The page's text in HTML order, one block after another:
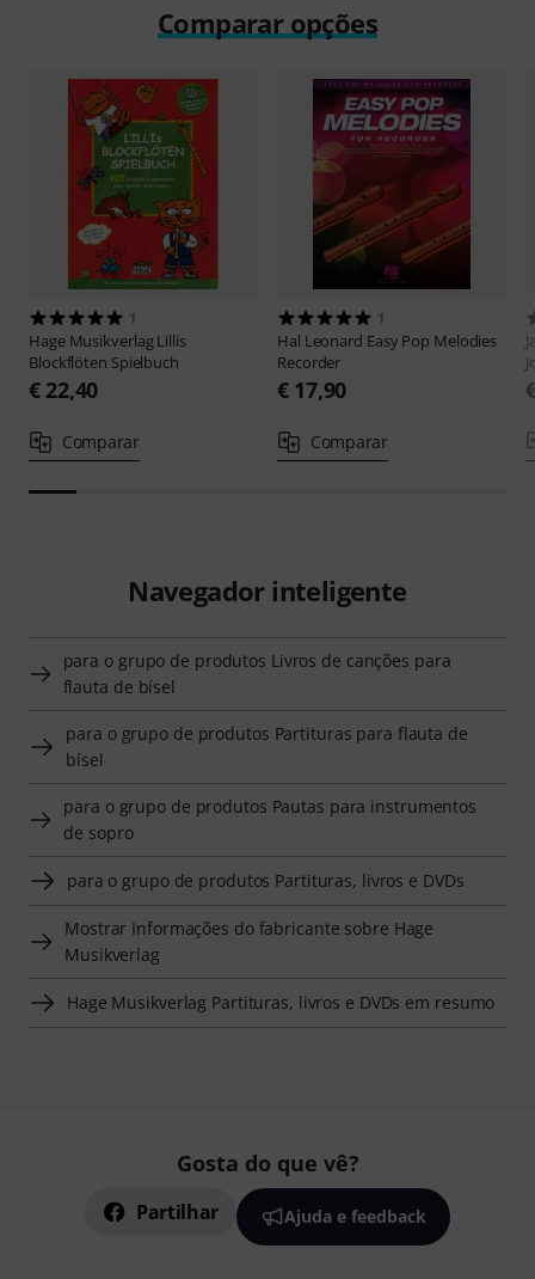
Comparar opções
1
Hage MusikverlagLillis
Blockflöten Spielbuch
€ 22,40
Comparar
1
Hal Leonard Easy Pop Melodies
Recorder
€ 17,90
Comparar
Navegador inteligente
para o grupo de produtos Livros de canções para
flauta de bísel
para o grupo de produtos Partituras para flauta de
bísel
para o grupo de produtos Pautas para instrumentos
de sopro
para o grupo de produtos Partituras, livros e DVDs
Mostrar Informações do fabricante sobre Hage
Musikverlag
Hage Musikverlag Partituras, livros e DVDs em resumo
Gosta do que vê?
Partilhar Ajuda e feedback